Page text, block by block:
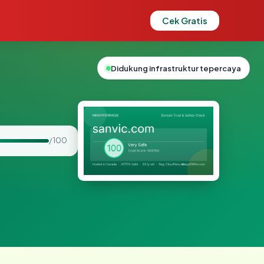
Cek Gratis
/ 100
Didukung infrastruktur tepercaya